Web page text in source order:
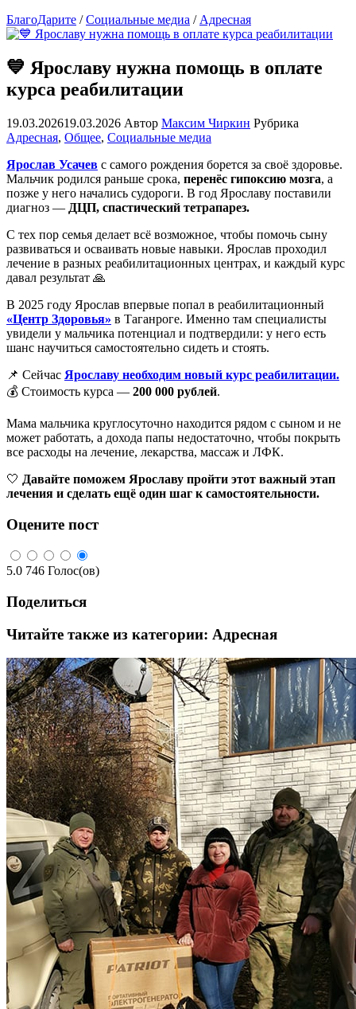
БлагоДарите /Социальные медиа / Адресная
💙 Ярославу нужна помощь в оплате
курса реабилитации
19.03.202619.03.2026 Автор Максим Чиркин Рубрика
Адресная, Общее, Социальные медиа
Ярослав Усачев с самого рождения борется за своё здоровье.
Мальчик родился раньше срока, перенёс гипоксию мозга, а
позже у него начались судороги. В год Ярославу поставили
диагноз — ДЦП, спастический тетрапарез.
С тех пор семья делает всё возможное, чтобы помочь сыну
развиваться и осваивать новые навыки. Ярослав проходил
лечение в разных реабилитационных центрах, и каждый курс
давал результат 🙏
В 2025 году Ярослав впервые попал в реабилитационный
«Центр Здоровья» в Таганроге. Именно там специалисты
увидели у мальчика потенциал и подтвердили: у него есть
шанс научиться самостоятельно сидеть и стоять.
📌 Сейчас Ярославу необходим новый курс реабилитации.
💰 Стоимость курса — 200 000 рублей.
Мама мальчика круглосуточно находится рядом с сыном и не
может работать, а дохода папы недостаточно, чтобы покрыть
все расходы на лечение, лекарства, массаж и ЛФК.
🤍 Давайте поможем Ярославу пройти этот важный этап
лечения и сделать ещё один шаг к самостоятельности.
Оцените пост
5.0 746 Голос(ов)
Поделиться
Читайте также из категории: Адресная